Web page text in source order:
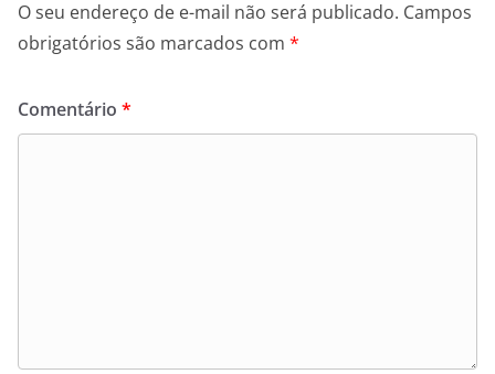
O seu endereço de e-mail não será publicado. Campos
obrigatórios são marcados com *
Comentário *